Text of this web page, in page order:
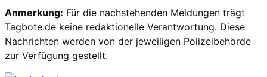
Anmerkung: Für die nachstehenden Meldungen trägt
Tagbote.de keine redaktionelle Verantwortung. Diese
Nachrichten werden von der jeweiligen Polizeibehörde
zur Verfügung gestellt.